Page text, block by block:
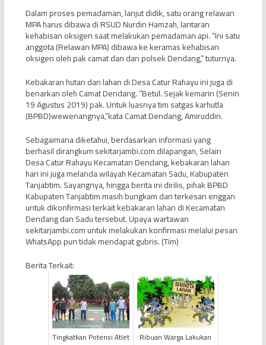
Dalam proses pemadaman, lanjut didik, satu orang relawan
MPA harus dibawa di RSUD Nurdin Hamzah, lantaran
kehabisan oksigen saat melakukan pemadaman api. “Ini satu
anggota (Relawan MPA) dibawa ke keramas kehabisan
oksigen oleh pak camat dan dan polsek Dendang,” tuturnya.
Kebakaran hutan dan lahan di Desa Catur Rahayu ini juga di
benarkan oleh Camat Dendang. “Betul. Sejak kemarin (Senin
19 Agustus 2019) pak. Untuk luasnya tim satgas karhutla
(BPBD)wewenangnya,”kata Camat Dendang, Amiruddin.
Sebagaimana diketahui, berdasarkan informasi yang
berhasil dirangkum sekitarjambi.com dilapangan, Selain
Desa Catur Rahayu Kecamatan Dendang, kebakaran lahan
hari ini juga melanda wilayah Kecamatan Sadu, Kabupaten
Tanjabtim. Sayangnya, hingga berita ini dirilis, pihak BPBD
Kabupaten Tanjabtim masih bungkam dan terkesan enggan
untuk dikonfirmasi terkait kebakaran lahan di Kecamatan
Dendang dan Sadu tersebut. Upaya wartawan
sekitarjambi.com untuk melakukan konfirmasi melalui pesan
WhatsApp pun tidak mendapat gubris. (Tim)
Berita Terkait:
Tingkatkan Potensi Atlet
Ribuan Warga Lakukan